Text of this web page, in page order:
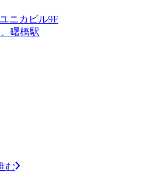
ニカビル9F
曙橋駅
む